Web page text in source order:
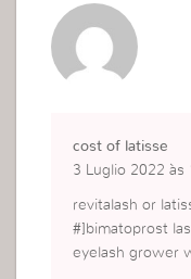
cost of latisse
3 Luglio 2022 às
revitalash or
#]bimatoprost
eyelash grower